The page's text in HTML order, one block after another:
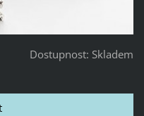
Dostupnost: Skladem